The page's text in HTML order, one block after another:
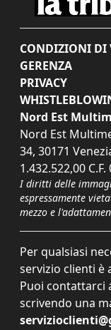
CONDIZIONI DI
GERENZA
PRIVACY
Nord Est
Nord Est
34, 30171
1.432.522,00
I diritti delle
espressamente
mezzo e
Per qualsiasi
servizio clienti è
Puoi contattarci
scrivendo una